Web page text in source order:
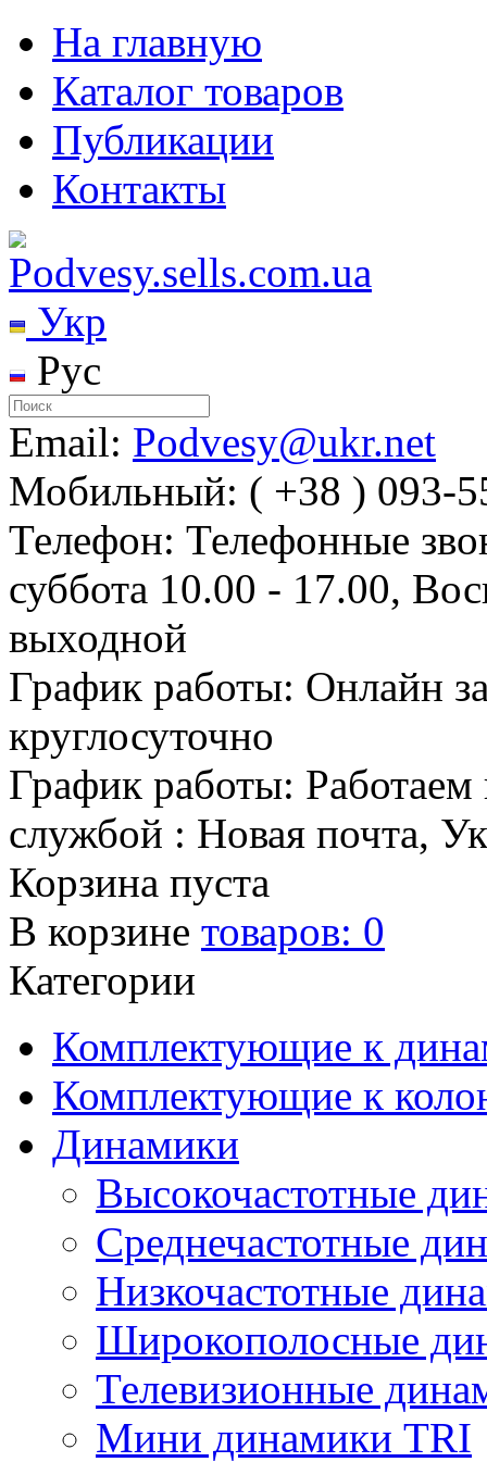
На главную
Каталог товаров
Публикации
Контакты
Укр
Рус
Email: Podvesy@ukr.net
Мобильный: ( +38 ) 093-
Телефон: Телефонные
суббота 10.00 - 17.00,
выходной
График работы: Онлайн
круглосуточно
График работы: Работаем
службой : Новая почта,
Корзина пуста
В корзине товаров: 0
Категории
Комплектующие к
Комплектующие к
Динамики
Высокочастотные
Среднечастотные
Низкочастотные
Широкополосные
Телевизионные
Мини динамики TRI